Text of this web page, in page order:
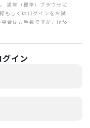
通常（標準）ブラウザに
もしくはログインをお試
合はお手数ですが，info
イン